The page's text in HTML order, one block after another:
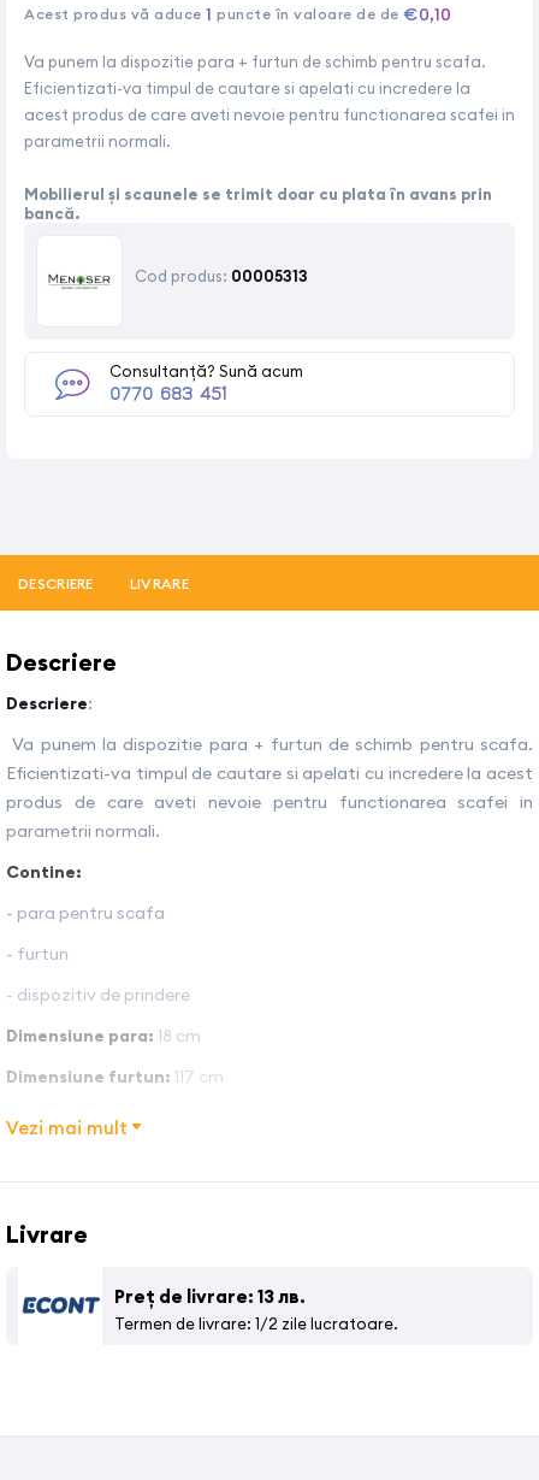
Va punem la dispozitie para + furtun de schimb pentru scafa.
Eficientizati-va timpul de cautare si apelati cu incredere la
acest produs de care aveti nevoie pentru functionarea scafei in
parametrii normali.
Mobilierul și scaunele se trimit doar cu plata în avans prin
bancă.
Cod produs: 00005313
Consultanță? Sună acum
0770 683 451
Acest produs vă aduce 1 puncte în valoare de de €0,10
DESCRIERE LIVRARE
Descriere
Descriere:
Va punem la dispozitie para + furtun de schimb pentru scafa.
Eficientizati-va timpul de cautare si apelati cu incredere la acest
produs de care aveti nevoie pentru functionarea scafei in
parametrii normali.
Contine:
- para pentru scafa
- furtun
- dispozitiv de prindere
Dimensiune para: 18 cm
Dimensiune furtun: 117 cm
Vezi mai mult
Livrare
Preț de livrare: 13 лв.
Termen de livrare: 1/2 zile lucratoare.